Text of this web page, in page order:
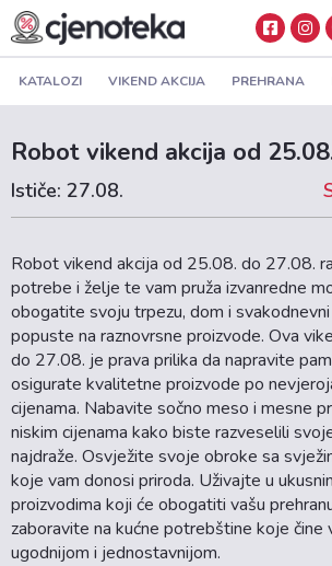
KATALOZI VIKEND AKCIJA PREHRANA
Robot vikend akcija od
Ističe: 27.08.
Robot vikend akcija od 25.08. do 27.08.
potrebe i želje te vam pruža izvanredne
obogatite svoju trpezu, dom i
popuste na raznovrsne proizvode. Ova
do 27.08. je prava prilika da napravite
osigurate kvalitetne proizvode po
cijenama. Nabavite sočno meso i mesne
niskim cijenama kako biste razveselili
najdraže. Osvježite svoje obroke sa
koje vam donosi priroda. Uživajte u
proizvodima koji će obogatiti vašu
zaboravite na kućne potrebštine koje čine
ugodnijom i jednostavnijom.